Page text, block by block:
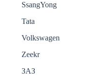
SsangYong
Tata
Volkswagen
Zeekr
ЗАЗ